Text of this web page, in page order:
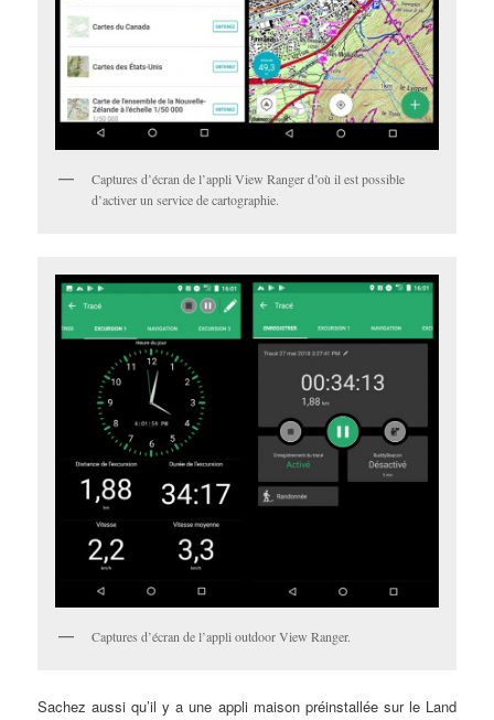
Captures d’écran de l’appli View Ranger d’où il est possible
d’activer un service de cartographie.
Captures d’écran de l’appli outdoor View Ranger.
Sachez aussi qu’il y a une appli maison préinstallée sur le Land